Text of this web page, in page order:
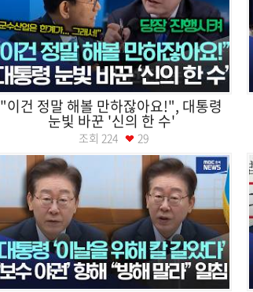
"이건 정말 해볼 만하잖아요!", 대통령
눈빛 바꾼 '신의 한 수'
조회 224 29